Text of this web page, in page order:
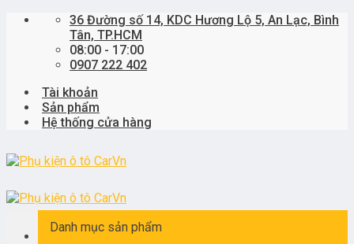
Skip
36 Đường số 14, KDC Hương Lộ 5, An Lạc, Bình
Tân, TP.HCM
08:00 - 17:00
0907 222 402
Tài khoản
Sản phẩm
Hệ thống cửa hàng
Danh mục sản phẩm